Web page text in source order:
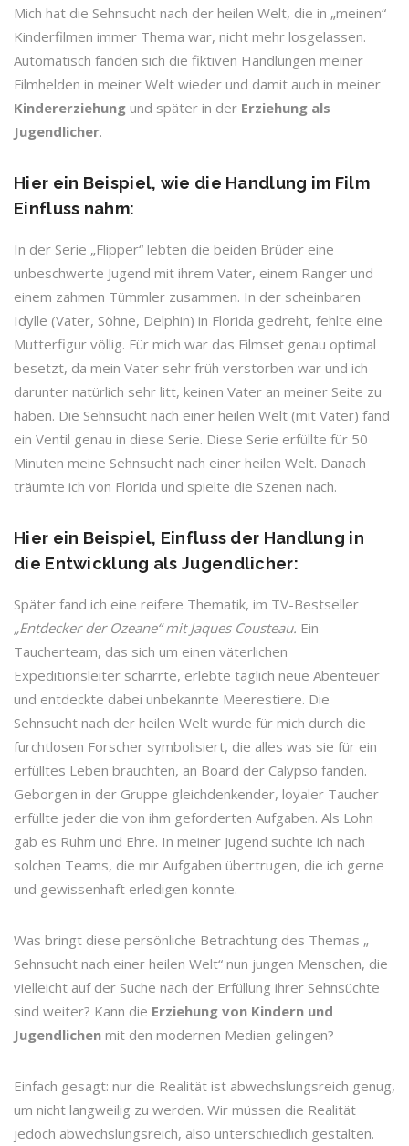
Mich hat die Sehnsucht nach der heilen Welt, die in „meinen“
Kinderfilmen immer Thema war, nicht mehr losgelassen.
Automatisch fanden sich die fiktiven Handlungen meiner
Filmhelden in meiner Welt wieder und damit auch in meiner
Kindererziehung und später in der Erziehung als
Jugendlicher.
Hier ein Beispiel, wie die Handlung im Film
Einfluss nahm:
In der Serie „Flipper“ lebten die beiden Brüder eine
unbeschwerte Jugend mit ihrem Vater, einem Ranger und
einem zahmen Tümmler zusammen. In der scheinbaren
Idylle (Vater, Söhne, Delphin) in Florida gedreht, fehlte eine
Mutterfigur völlig. Für mich war das Filmset genau optimal
besetzt, da mein Vater sehr früh verstorben war und ich
darunter natürlich sehr litt, keinen Vater an meiner Seite zu
haben. Die Sehnsucht nach einer heilen Welt (mit Vater) fand
ein Ventil genau in diese Serie. Diese Serie erfüllte für 50
Minuten meine Sehnsucht nach einer heilen Welt. Danach
träumte ich von Florida und spielte die Szenen nach.
Hier ein Beispiel, Einfluss der Handlung in
die Entwicklung als Jugendlicher:
Später fand ich eine reifere Thematik, im TV-Bestseller
„Entdecker der Ozeane“ mit Jaques Cousteau. Ein
Taucherteam, das sich um einen väterlichen
Expeditionsleiter scharrte, erlebte täglich neue Abenteuer
und entdeckte dabei unbekannte Meerestiere. Die
Sehnsucht nach der heilen Welt wurde für mich durch die
furchtlosen Forscher symbolisiert, die alles was sie für ein
erfülltes Leben brauchten, an Board der Calypso fanden.
Geborgen in der Gruppe gleichdenkender, loyaler Taucher
erfüllte jeder die von ihm geforderten Aufgaben. Als Lohn
gab es Ruhm und Ehre. In meiner Jugend suchte ich nach
solchen Teams, die mir Aufgaben übertrugen, die ich gerne
und gewissenhaft erledigen konnte.
Was bringt diese persönliche Betrachtung des Themas „
Sehnsucht nach einer heilen Welt“ nun jungen Menschen, die
vielleicht auf der Suche nach der Erfüllung ihrer Sehnsüchte
sind weiter? Kann die Erziehung von Kindern und
Jugendlichen mit den modernen Medien gelingen?
Einfach gesagt: nur die Realität ist abwechslungsreich genug,
um nicht langweilig zu werden. Wir müssen die Realität
jedoch abwechslungsreich, also unterschiedlich gestalten.